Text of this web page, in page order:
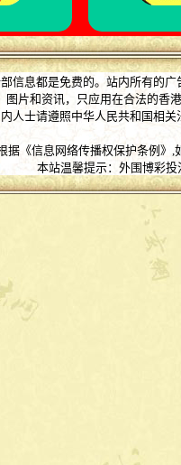
信息都是免费的。站内所有的
图片和资讯，只应用在合法的香
人士请遵照中华人民共和国相
据《信息网络传播权保护条例
本站温馨提示：外围博彩